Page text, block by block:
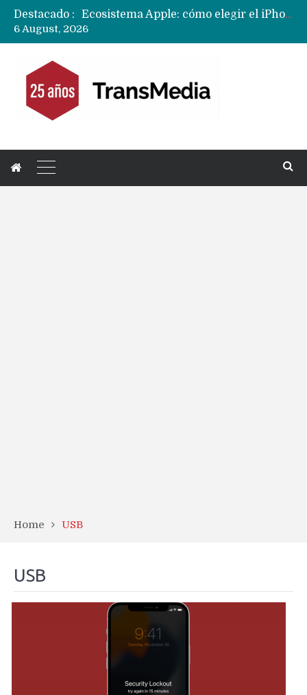
Destacado :
Apple dice que más ex empleados se llevaron datos confidenciales a OpenAI
6 August, 2026
Home USB
USB